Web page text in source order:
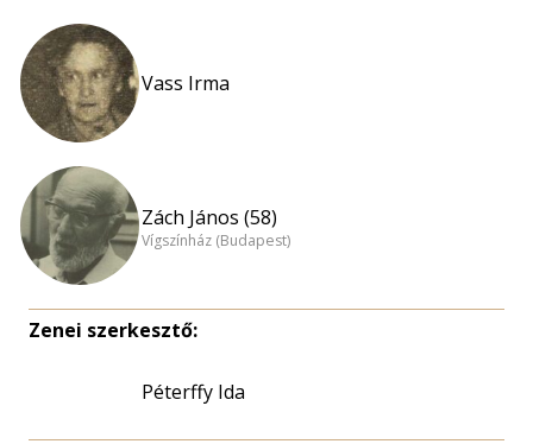
Vass Irma
Zách János (58)
Vígszínház (Budapest)
Zenei szerkesztő:
Péterffy Ida